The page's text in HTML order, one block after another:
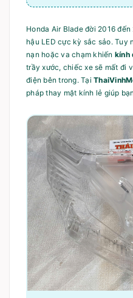
Honda Air Blade đời 2016
hậu LED cực kỳ sắc sảo. Tuy
nạn hoặc va chạm khiến kính
trầy xước, chiếc xe sẽ mất đi
điện bên trong. Tại
pháp thay mặt kính lẻ giúp